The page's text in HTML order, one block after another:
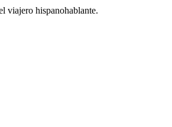
viajero hispanohablante.